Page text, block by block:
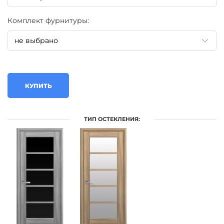
Комплект фурнитуры:
КУПИТЬ
ТИП ОСТЕКЛЕНИЯ: